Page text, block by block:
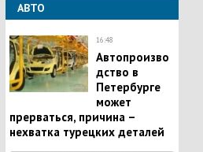
АВТО
16:48
Автопроизво
дство в
Петербурге
может
прерваться, причина –
нехватка турецких деталей